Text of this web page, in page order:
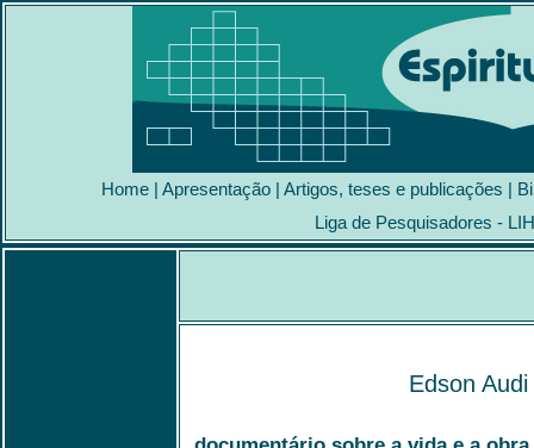
Home | Apresentação | Artigos, teses e publicações |
Liga de Pesquisadores -
Edson